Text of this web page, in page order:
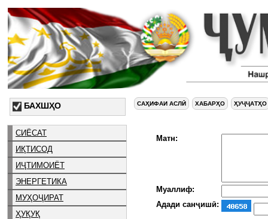
БАХШҲО
СИЁСАТ
ИҚТИСОД
ИҶТИМОИЁТ
ЭНЕРГЕТИКА
МУҲОҶИРАТ
ҲУҚУҚ
САҲИФАИ АСЛӢ ХАБАРҲО ҲУҶҶАТҲО
Матн:
Муаллиф:
Адади санҷишӣ: